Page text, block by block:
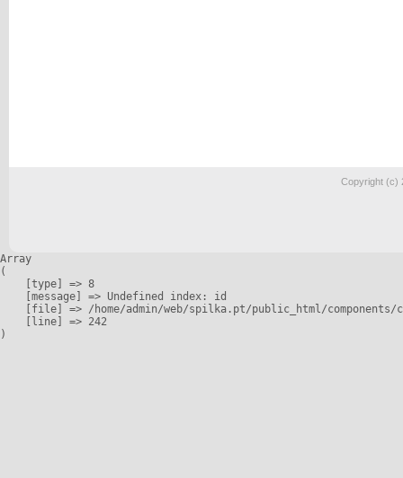
Copyright (c)
Array
(
    [type] => 8
    [message] => Undefined index: id
[file] => /home/admin/web/spilka.pt/public_html/
    [line] => 242